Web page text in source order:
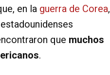
en la guerra de Corea,
que muchos
.